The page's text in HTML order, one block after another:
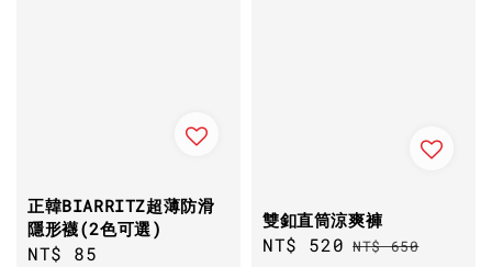
正韓BIARRITZ超薄防滑
隱形襪(2色可選)
Regular
NT$ 85
雙釦直筒涼爽褲
Sale
NT$ 520 Regular
NT$ 650